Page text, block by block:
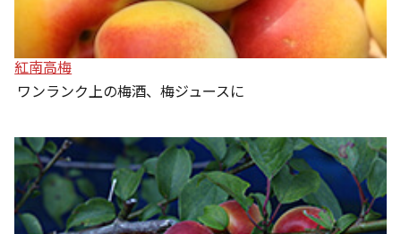
紅南高梅
ワンランク上の梅酒、梅ジュースに